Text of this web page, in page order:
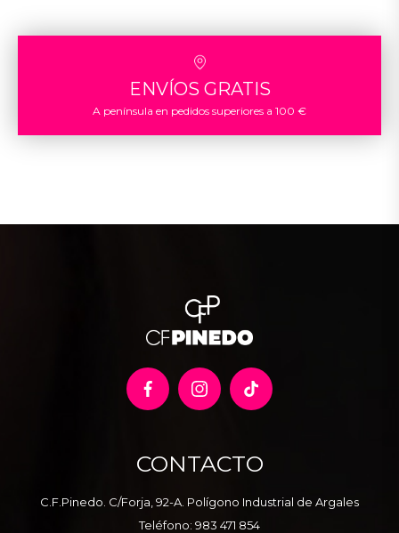
ENVÍOS GRATIS
A península en pedidos superiores a 100 €
CONTACTO
C.F.Pinedo. C/Forja, 92-A. Polígono Industrial de Argales
Teléfono: 983 471 854